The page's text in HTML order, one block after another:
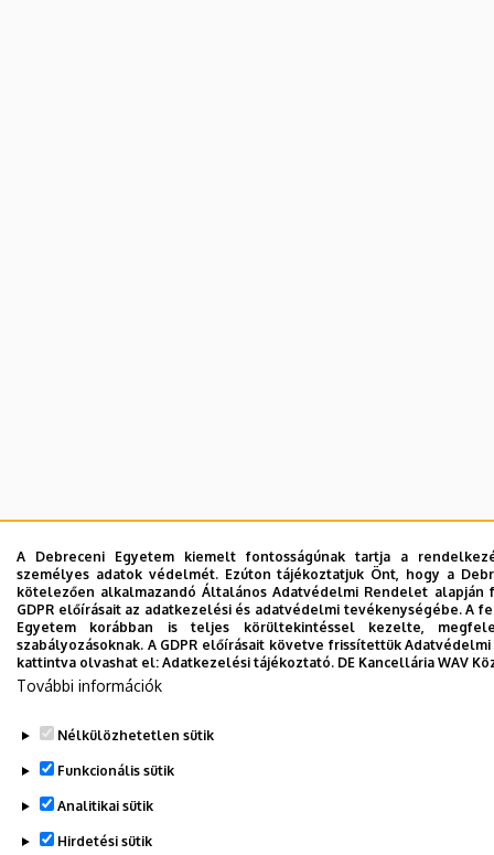
A Debreceni Egyetem kiemelt fontosságúnak tartja a
személyes adatok védelmét. Ezúton tájékoztatjuk Önt, hogy a
kötelezően alkalmazandó Általános Adatvédelmi Rendelet
GDPR előírásait az adatkezelési és adatvédelmi tevékenységébe. A
Egyetem korábban is teljes körültekintéssel kezelte,
szabályozásoknak. A GDPR előírásait követve frissítettük
kattintva olvashat el: Adatkezelési tájékoztató. DE Kancellária WAV
További információk
Nélkülözhetetlen sütik
Funkcionális sütik
Analitikai sütik
Hirdetési sütik